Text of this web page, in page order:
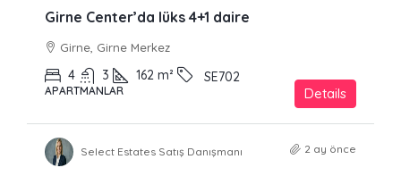
Girne Center’da lüks 4+1 daire
Girne, Girne Merkez
4 3 162 m² SE702
APARTMANLAR Details
Select Estates Satış Danışmanı 2 ay önce